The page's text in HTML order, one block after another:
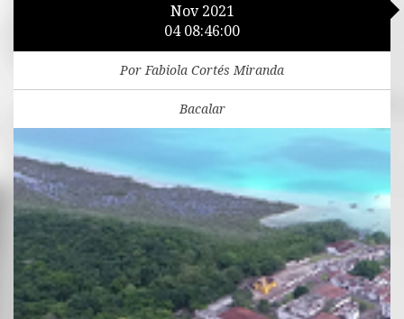
Nov 2021
04 08:46:00
Por Fabiola Cortés Miranda
Bacalar